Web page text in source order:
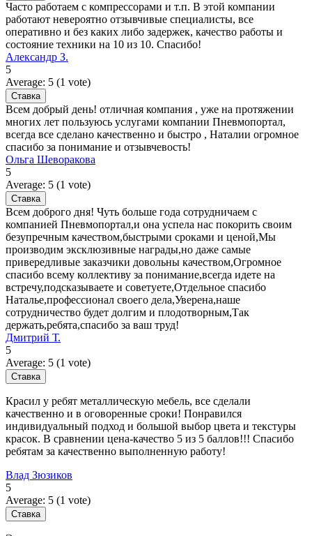
Часто работаем с компрессорами и т.п. В этой компании
работают невероятно отзывчивые специалисты, все
оперативно и без каких либо задержек, качество работы и
состояние техники на 10 из 10. Спасибо!
Александр З.
5
Average: 5 (1 vote)
Всем добрый день! отличная компания , уже на протяжении
многих лет пользуюсь услугами компании Пневмопортал,
всегда все сделано качественно и быстро , Наталии огромное
спасибо за понимание и отзывчевость!
Ольга Шеворакова
5
Average: 5 (1 vote)
Всем доброго дня! Чуть больше года сотрудничаем с
компанией Пневмопортал,и она успела нас покорить своим
безупречным качеством,быстрыми сроками и ценой,Мы
производим эксклюзивные награды,но даже самые
привередливые заказчики довольны качеством,Огромное
спасибо всему коллективу за понимание,всегда идете на
встречу,подсказываете и советуете,Отдельное спасибо
Наталье,профессионал своего дела,Уверена,наше
сотрудничество будет долгим и плодотворным,Так
держать,ребята,спасибо за ваш труд!
Дмитрий Т.
5
Average: 5 (1 vote)
Красил у ребят металлическую мебель, все сделали
качественно и в оговоренные сроки! Понравился
индивидуальный подход и большой выбор цвета и текстуры
красок. В сравнении цена-качество 5 из 5 баллов!!! Спасибо
ребятам за качественно выполненную работу!
Влад Зюзиков
5
Average: 5 (1 vote)